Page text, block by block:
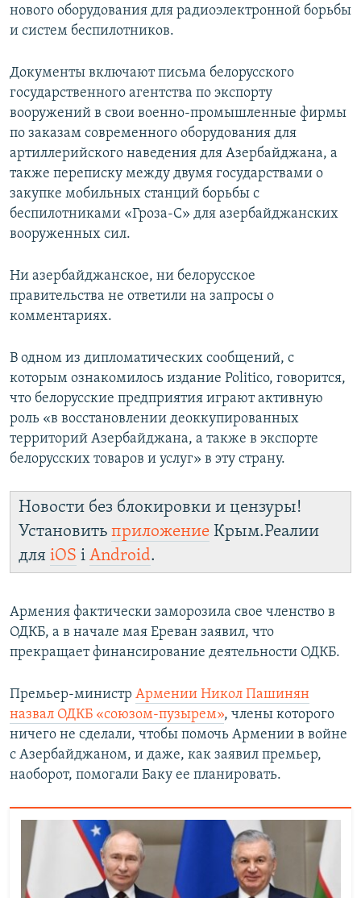
нового оборудования для радиоэлектронной борьбы
и систем беспилотников.
Документы включают письма белорусского
государственного агентства по экспорту
вооружений в свои военно-промышленные фирмы
по заказам современного оборудования для
артиллерийского наведения для Азербайджана, а
также переписку между двумя государствами о
закупке мобильных станций борьбы с
беспилотниками «Гроза-С» для азербайджанских
вооруженных сил.
Ни азербайджанское, ни белорусское
правительства не ответили на запросы о
комментариях.
В одном из дипломатических сообщений, с
которым ознакомилось издание Politico, говорится,
что белорусские предприятия играют активную
роль «в восстановлении деоккупированных
территорий Азербайджана, а также в экспорте
белорусских товаров и услуг» в эту страну.
Новости без блокировки и цензуры!
Установить приложение Крым.Реалии
для iOS і Android.
Армения фактически заморозила свое членство в
ОДКБ, а в начале мая Ереван заявил, что
прекращает финансирование деятельности ОДКБ.
Премьер-министр Армении Никол Пашинян
назвал ОДКБ «союзом-пузырем», члены которого
ничего не сделали, чтобы помочь Армении в войне
с Азербайджаном, и даже, как заявил премьер,
наоборот, помогали Баку ее планировать.